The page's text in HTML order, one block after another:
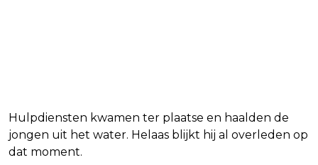
Hulpdiensten kwamen ter plaatse en haalden de
jongen uit het water. Helaas blijkt hij al overleden op
dat moment.